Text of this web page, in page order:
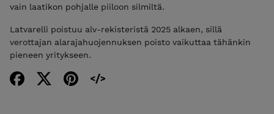
vain laatikon pohjalle piiloon silmiltä.
Latvarelli poistuu alv-rekisteristä 2025 alkaen, sillä
verottajan alarajahuojennuksen poisto vaikuttaa tähänkin
pieneen yritykseen.